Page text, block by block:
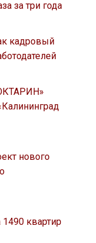
за три года
кадровый
нового
квартир